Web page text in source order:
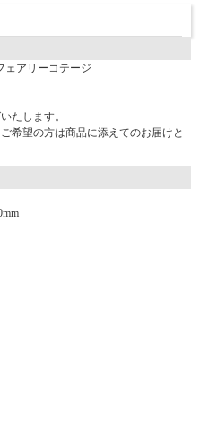
ェアリーコテージ
たします。
希望の方は商品に添えてのお届けと